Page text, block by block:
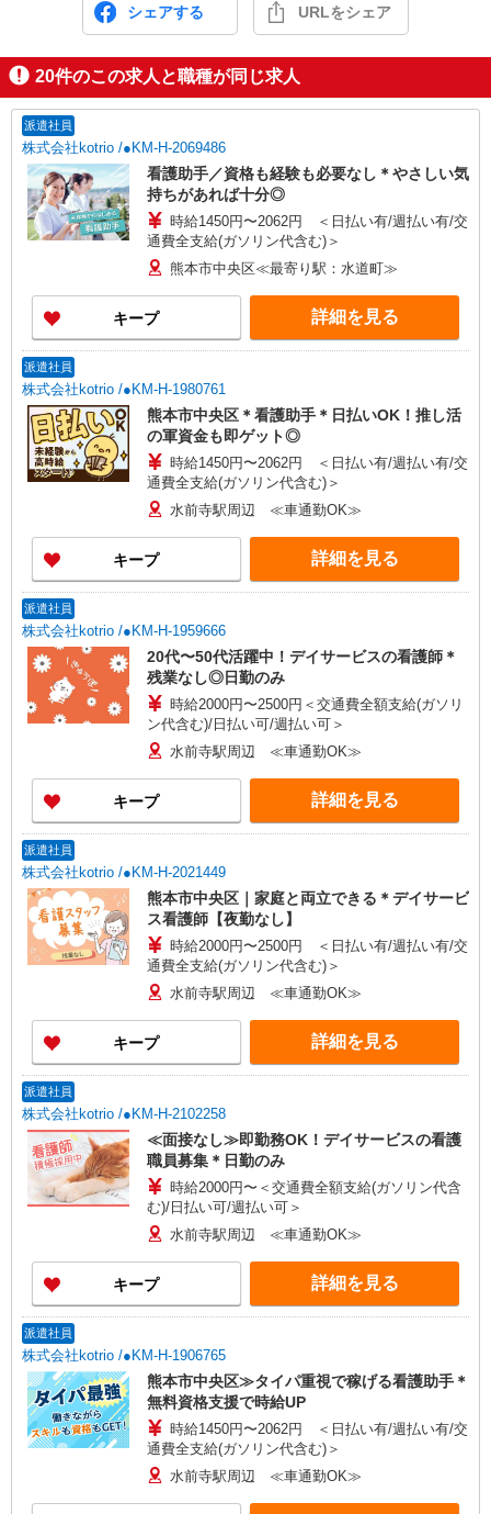
シェアする URLをシェア
20件のこの求人と職種が同じ求人
派遣社員
株式会社kotrio /●KM-H-2069486
看護助手／資格も経験も必要なし＊やさしい気
持ちがあれば十分◎
時給1450円〜2062円 ＜日払い有/週払い有/交
通費全支給(ガソリン代含む)＞
熊本市中央区≪最寄り駅：水道町≫
キープ 詳細を見る
派遣社員
株式会社kotrio /●KM-H-1980761
熊本市中央区＊看護助手＊日払いOK！推し活
の軍資金も即ゲット◎
時給1450円〜2062円 ＜日払い有/週払い有/交
通費全支給(ガソリン代含む)＞
水前寺駅周辺 ≪車通勤OK≫
キープ 詳細を見る
派遣社員
株式会社kotrio /●KM-H-1959666
20代〜50代活躍中！デイサービスの看護師＊
残業なし◎日勤のみ
時給2000円〜2500円＜交通費全額支給(ガソリ
ン代含む)/日払い可/週払い可＞
水前寺駅周辺 ≪車通勤OK≫
キープ 詳細を見る
派遣社員
株式会社kotrio /●KM-H-2021449
熊本市中央区｜家庭と両立できる＊デイサービ
ス看護師【夜勤なし】
時給2000円〜2500円 ＜日払い有/週払い有/交
通費全支給(ガソリン代含む)＞
水前寺駅周辺 ≪車通勤OK≫
キープ 詳細を見る
派遣社員
株式会社kotrio /●KM-H-2102258
≪面接なし≫即勤務OK！デイサービスの看護
職員募集＊日勤のみ
時給2000円〜＜交通費全額支給(ガソリン代含
む)/日払い可/週払い可＞
水前寺駅周辺 ≪車通勤OK≫
キープ 詳細を見る
派遣社員
株式会社kotrio /●KM-H-1906765
熊本市中央区≫タイパ重視で稼げる看護助手＊
無料資格支援で時給UP
時給1450円〜2062円 ＜日払い有/週払い有/交
通費全支給(ガソリン代含む)＞
水前寺駅周辺 ≪車通勤OK≫